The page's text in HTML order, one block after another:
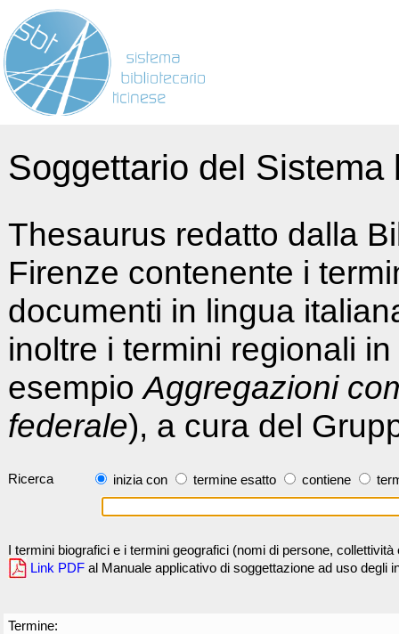
Soggettario del
Thesaurus redatto dalla
Firenze contenente i
documenti in lingua
inoltre i termini regionali
esempioAggregazioni
federale), a cura del
Ricerca inizia con termine esatto contiene
I termini biografici e i termini geografici (nomi di persone,
Link PDF al Manuale applicativo di soggettazione ad uso degli
Termine: